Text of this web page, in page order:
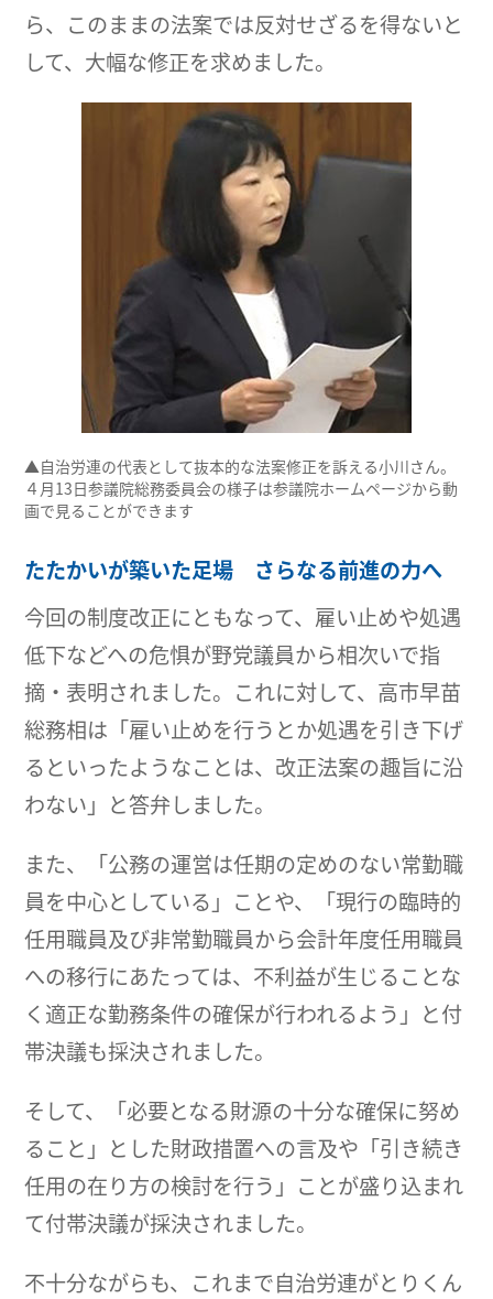
ら、このままの法案では反対せざるを得ないと
して、大幅な修正を求めました。
▲自治労連の代表として抜本的な法案修正を訴える小川さん。
４月13日参議院総務委員会の様子は参議院ホームページから動
画で見ることができます
たたかいが築いた足場 さらなる前進の力へ
今回の制度改正にともなって、雇い止めや処遇
低下などへの危惧が野党議員から相次いで指
摘・表明されました。これに対して、高市早苗
総務相は「雇い止めを行うとか処遇を引き下げ
るといったようなことは、改正法案の趣旨に沿
わない」と答弁しました。
また、「公務の運営は任期の定めのない常勤職
員を中心としている」ことや、「現行の臨時的
任用職員及び非常勤職員から会計年度任用職員
への移行にあたっては、不利益が生じることな
く適正な勤務条件の確保が行われるよう」と付
帯決議も採決されました。
そして、「必要となる財源の十分な確保に努め
ること」とした財政措置への言及や「引き続き
任用の在り方の検討を行う」ことが盛り込まれ
て付帯決議が採決されました。
不十分ながらも、これまで自治労連がとりくん